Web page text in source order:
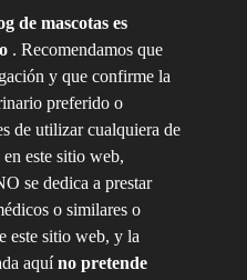
de mascotas es
. Recomendamos que
y que confirme la
preferido o
de utilizar cualquiera de
este sitio web,
se dedica a prestar
o similares o
este sitio web, y la
aquí no pretende